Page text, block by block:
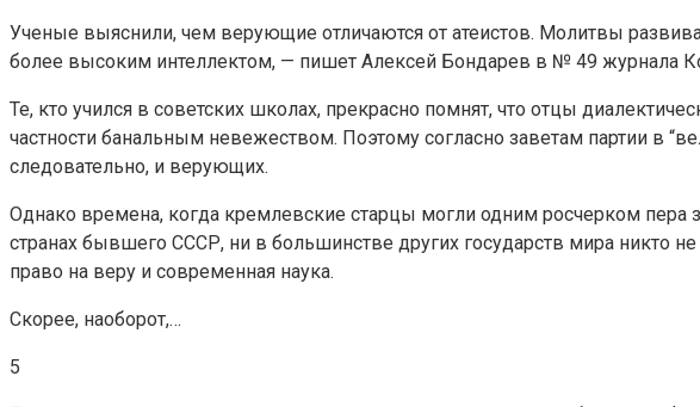
Ученые выяснили, чем верующие отличаются от атеистов. Молитвы
более высоким интеллектом, — пишет Алексей Бондарев в № 49 журнала
Те, кто учился в советских школах, прекрасно помнят, что отцы
частности банальным невежеством. Поэтому согласно заветам партии в
следовательно, и верующих.
Однако времена, когда кремлевские старцы могли одним росчерком пера
странах бывшего СССР, ни в большинстве других государств мира никто
право на веру и современная наука.
Скорее, наоборот,…
5